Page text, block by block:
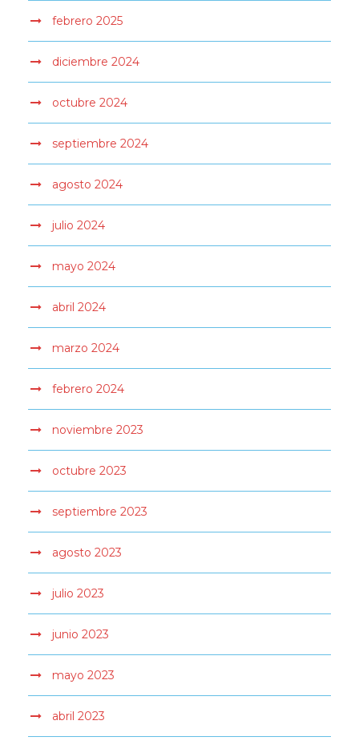
febrero 2025
diciembre 2024
octubre 2024
septiembre 2024
agosto 2024
julio 2024
mayo 2024
abril 2024
marzo 2024
febrero 2024
noviembre 2023
octubre 2023
septiembre 2023
agosto 2023
julio 2023
junio 2023
mayo 2023
abril 2023